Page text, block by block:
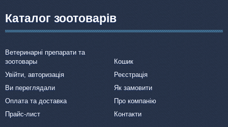
Каталог зоотоварів
Ветеринарні препарати та
зоотовары
Кошик
Увійти, авторизація
Реєстрація
Ви переглядали
Як замовити
Оплата та доставка
Про компанію
Прайс-лист
Контакти